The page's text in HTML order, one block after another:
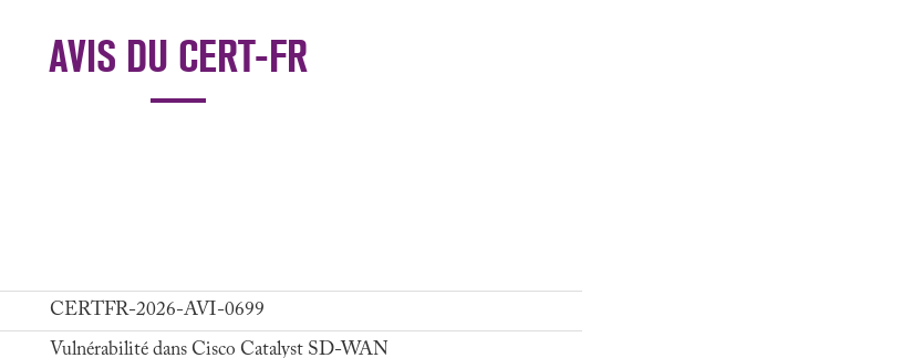
AVIS DU CERT-FR
CERTFR-2026-AVI-0699
Vulnérabilité dans Cisco Catalyst SD-WAN